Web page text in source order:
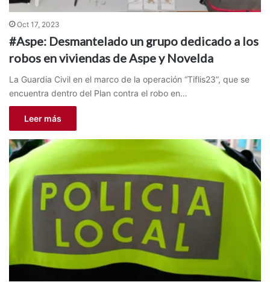
Oct 17, 2023
#Aspe: Desmantelado un grupo dedicado a los
robos en viviendas de Aspe y Novelda
La Guardia Civil en el marco de la operación “Tiflis23”, que se
encuentra dentro del Plan contra el robo en…
Leer más